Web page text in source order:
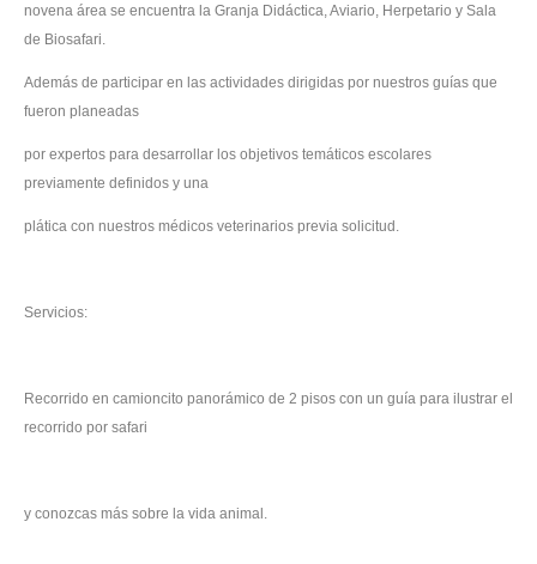
novena área se encuentra la Granja Didáctica, Aviario, Herpetario y Sala
de Biosafari.
Además de participar en las actividades dirigidas por nuestros guías que
fueron planeadas
por expertos para desarrollar los objetivos temáticos escolares
previamente definidos y una
plática con nuestros médicos veterinarios previa solicitud.
Servicios:
Recorrido en camioncito panorámico de 2 pisos con un guía para ilustrar el
recorrido por safari
y conozcas más sobre la vida animal.